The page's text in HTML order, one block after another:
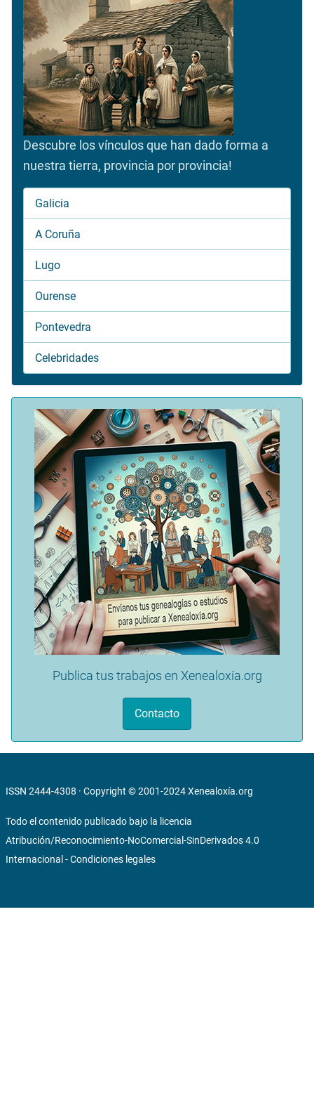
Descubre los vínculos que han dado forma a
nuestra tierra, provincia por provincia!
Galicia
A Coruña
Lugo
Ourense
Pontevedra
Celebridades
Publica tus trabajos en Xenealoxía.org
Contacto
ISSN 2444-4308 · Copyright © 2001-2024Xenealoxía.org
Todo el contenido publicado bajo la licencia
Atribución/Reconocimiento-NoComercial-SinDerivados 4.0
Internacional -Condiciones legales